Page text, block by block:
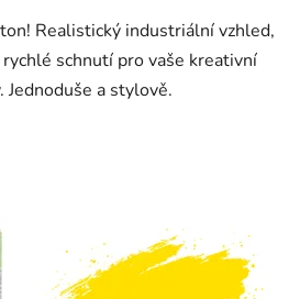
Realistický industriální vzhled,
schnutí pro vaše kreativní
Jednoduše a stylově.